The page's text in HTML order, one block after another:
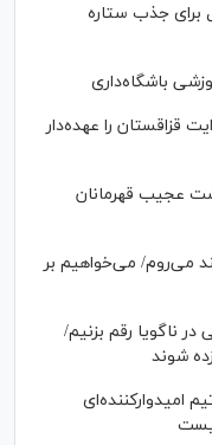
برای جذب ستاره
باشگاه‌داری
قزاقستان را عهده‌دار
عجیب قهرمانان
تاشکند می‌روم/ می‌خواهیم بر
ناگویا رقم بزنیم/
شوند
امیدوارکننده‌ای